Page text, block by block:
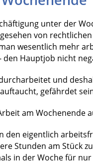
unter der
von
wesentlich mehr
den Hauptjob nicht
und
gefährdet
am Wochenende
den eigentlich
Stunden am Stück
in der Woche für